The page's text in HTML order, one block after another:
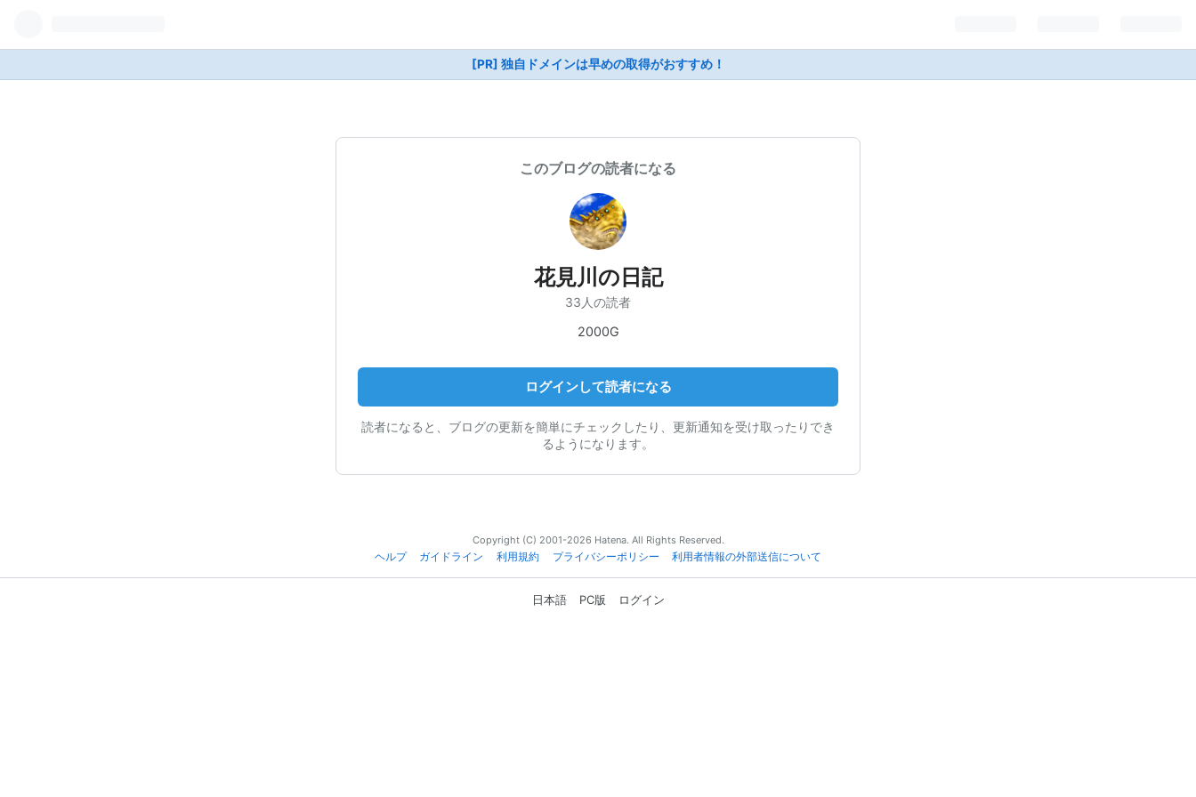
[PR] 独自ドメインは早めの取得がおすすめ！
このブログの読者になる
花見川の日記
33人の読者
2000G
ログインして読者になる
読者になると、ブログの更新を簡単にチェックしたり、更新通知を受け取ったりでき
るようになります。
Copyright (C) 2001-2026 Hatena. All Rights Reserved.
ヘルプ
ガイドライン 利用規約 プライバシーポリシー 利用者情報の外部送信について
日本語 PC版 ログイン